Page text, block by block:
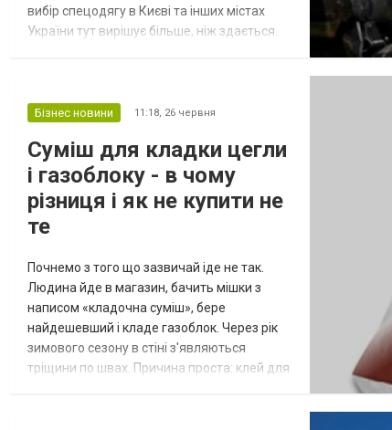
вибір спецодягу в Києві та інших містах
України тут вирішує більше, ніж здається.
заміни. Спецодяг для складу: які
Складські працівники стикаються одразу...
Бізнес новини 11:18, 26 червня
Суміш для кладки цегли
і газоблоку - в чому
різниця і як не купити не
те
Почнемо з того що зазвичай іде не так.
Людина йде в магазин, бачить мішки з
написом «кладочна суміш», бере
найдешевший і кладе газоблок. Через рік
зимового сезону в стіні з'являються
тріщини по швах. Причина проста: клей для